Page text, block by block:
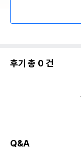
후기 총 0 건
Q&A